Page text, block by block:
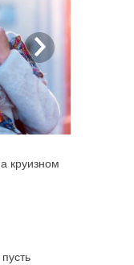
круизном